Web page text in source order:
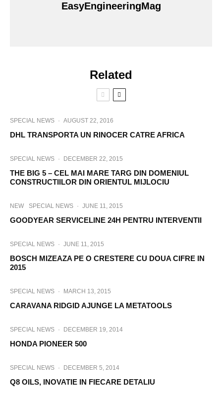
EasyEngineeringMag
Related
SPECIAL NEWS · AUGUST 22, 2016
DHL TRANSPORTA UN RINOCER CATRE AFRICA
SPECIAL NEWS · DECEMBER 22, 2015
THE BIG 5 – CEL MAI MARE TARG DIN DOMENIUL
CONSTRUCTIILOR DIN ORIENTUL MIJLOCIU
NEW SPECIAL NEWS · JUNE 11, 2015
GOODYEAR SERVICELINE 24H PENTRU INTERVENTII
SPECIAL NEWS · JUNE 11, 2015
BOSCH MIZEAZA PE O CRESTERE CU DOUA CIFRE IN
2015
SPECIAL NEWS · MARCH 13, 2015
CARAVANA RIDGID AJUNGE LA METATOOLS
SPECIAL NEWS · DECEMBER 19, 2014
HONDA PIONEER 500
SPECIAL NEWS · DECEMBER 5, 2014
Q8 OILS, INOVATIE IN FIECARE DETALIU